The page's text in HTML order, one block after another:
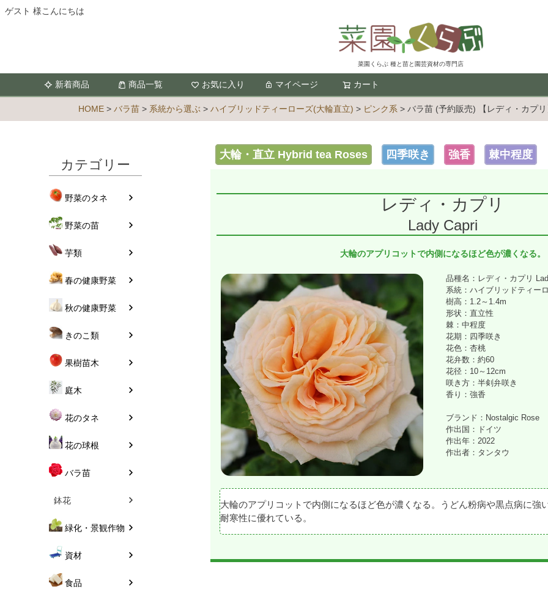
ゲスト 様こんにちは
菜園くらぶ 種と苗と園芸資材の専門店
新着商品 商品一覧 お気に入り マイページ カート
HOME バラ苗 系統から選ぶ ハイブリッドティーローズ(大輪直立) ピンク系 バラ苗 (予約販売) 【レディ・カプ
カテゴリー
野菜のタネ
野菜の苗
芋類
春の健康野菜
秋の健康野菜
きのこ類
果樹苗木
庭木
花のタネ
花の球根
バラ苗
鉢花
緑化・景観作物
資材
食品
大輪・直立 Hybrid tea Roses 四季咲き 強香 棘中程度
レディ・カプリ
Lady Capri
大輪のアプリコットで内側になるほど色が濃くなる。
品種名：レディ・カプリ
系統：ハイブリッドティー
樹高：1.2～1.4m
形状：直立性
棘：中程度
花期：四季咲き
花色：杏桃
花弁数：約60
花径：10～12cm
咲き方：半剣弁咲き
香り：強香
ブランド：Nostalgic Rose
作出国：ドイツ
作出年：2022
作出者：タンタウ
大輪のアプリコットで内側になるほど色が濃くなる。うどん粉病や黒点病に強
耐寒性に優れている。